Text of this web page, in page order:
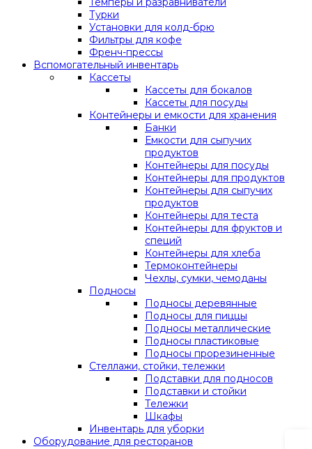
Турки
Установки для колд-брю
Фильтры для кофе
Френч-прессы
Вспомогательный инвентарь
Кассеты
Кассеты для бокалов
Кассеты для посуды
Контейнеры и емкости для хранения
Банки
Емкости для сыпучих
продуктов
Контейнеры для посуды
Контейнеры для продуктов
Контейнеры для сыпучих
продуктов
Контейнеры для теста
Контейнеры для фруктов и
специй
Контейнеры для хлеба
Термоконтейнеры
Чехлы, сумки, чемоданы
Подносы
Подносы деревянные
Подносы для пиццы
Подносы металлические
Подносы пластиковые
Подносы прорезиненные
Стеллажи, стойки, тележки
Подставки для подносов
Подставки и стойки
Тележки
Шкафы
Инвентарь для уборки
Оборудование для ресторанов